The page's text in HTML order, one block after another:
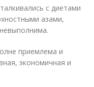
с диетами
азами,
приемлема и
экономичная и